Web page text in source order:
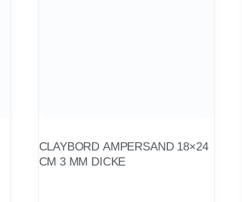
CLAYBORD AMPERSAND 18×24
CM 3 MM DICKE